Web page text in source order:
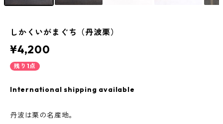
しかくいがまぐち（丹波栗）
¥4,200
残り1点
International shipping available
丹波は栗の名産地。